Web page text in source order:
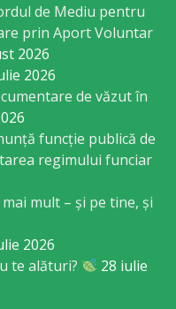
de Mediu pentru
prin Aport Voluntar
2026
2026
de văzut în
funcție publică de
regimului funciar
mult – și pe tine, și
2026
te alături?
28 iulie